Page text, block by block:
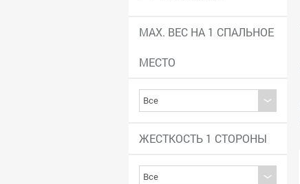
MAX. ВЕС НА 1 СПАЛЬНОЕ
МЕСТО
ЖЕСТКОСТЬ 1 СТОРОНЫ